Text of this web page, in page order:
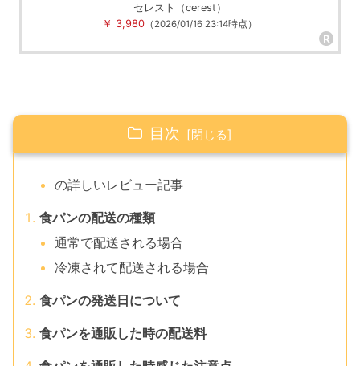
セレスト（cerest）
￥ 3,980 （2026/01/16 23:14時点）
目次
の詳しいレビュー記事
食パンの配送の種類
通常で配送される場合
冷凍されて配送される場合
食パンの発送日について
食パンを通販した時の配送料